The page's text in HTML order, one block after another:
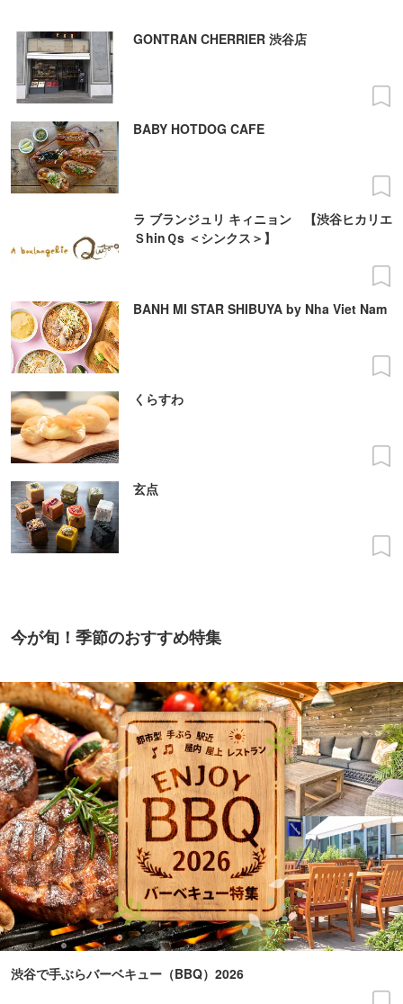
GONTRAN CHERRIER 渋谷店
BABY HOTDOG CAFE
ラ ブランジュリ キィニョン 【渋谷ヒカリエ
ＳhinＱs ＜シンクス＞】
BANH MI STAR SHIBUYA by Nha Viet Nam
くらすわ
玄点
今が旬！季節のおすすめ特集
渋谷で手ぶらバーベキュー（BBQ）2026